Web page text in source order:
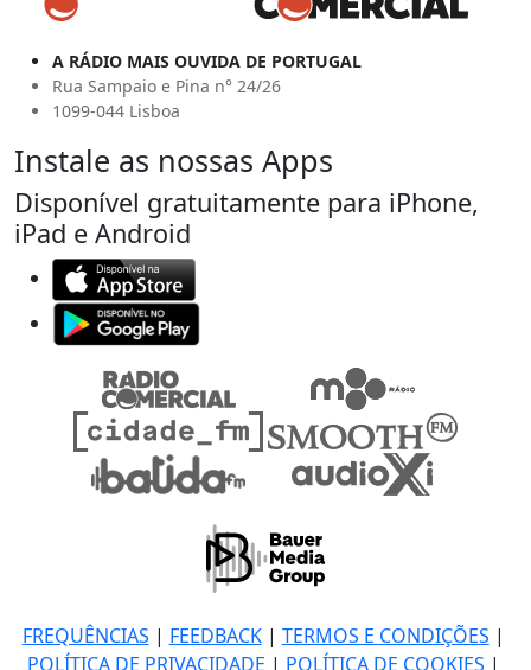
A RÁDIO MAIS OUVIDA DE PORTUGAL
Rua Sampaio e Pina n° 24/26
1099-044 Lisboa
Instale as nossas Apps
Disponível gratuitamente para iPhone,
iPad e Android
FREQUÊNCIAS | FEEDBACK| TERMOS E CONDIÇÕES |
POLÍTICA DE PRIVACIDADE | POLÍTICA DE COOKIES |